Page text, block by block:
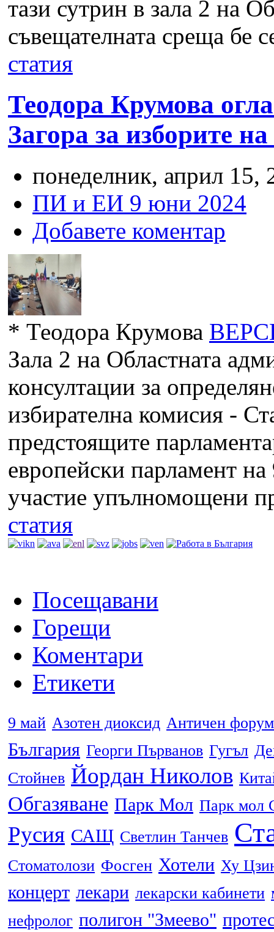
тази сутрин в зала 2 на
съвещателната среща бе
статия
Теодора Крумова
Загора за изборите
понеделник, април 15,
ПИ и ЕИ 9 юни 2024
Добавете коментар
* Теодора Крумова
Зала 2 на Областната
консултации за
избирателна комисия -
предстоящите
европейски парламент
участие упълномощени
статия
Посещавани
Горещи
Коментари
Етикети
9 май Азотен диоксид Античен форум
България Георги Първанов Гугъл
Стойнев Йордан Николов
Обгазяване Парк Мол Парк мол
Русия САЩ Светлин Танчев
Стоматолози Фосген Хотели Ху
концерт лекари лекарски кабинети
нефролог полигон "Змеево"